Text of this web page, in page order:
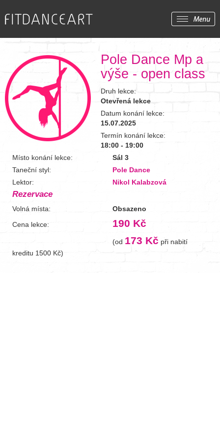
Pole Dance Mp a
výše - open class
Druh lekce:
Otevřená lekce
Datum konání lekce:
15.07.2025
Termín konání lekce:
18:00 - 19:00
Místo konání lekce:
Sál 3
Taneční styl:
Pole Dance
Lektor:
Nikol Kalabzová
Rezervace
Volná místa:
Obsazeno
Cena lekce:
190 Kč
(od 173 Kč při nabití
kreditu 1500 Kč)